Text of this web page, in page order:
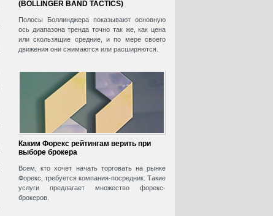
(BOLLINGER BAND TACTICS)
Полосы Боллинджера показывают основную
ось диапазона тренда точно так же, как цена
или скользящие средние, и по мере своего
движения они сжимаются или расширяются.
Каким Форекс рейтингам верить при
выборе брокера
Всем, кто хочет начать торговать на рынке
Форекс, требуется компания-посредник. Такие
услуги предлагает множество форекс-
брокеров.